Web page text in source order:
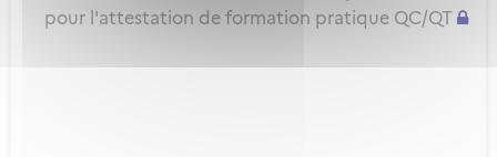
pour l'attestation de formation pratique QC/QT